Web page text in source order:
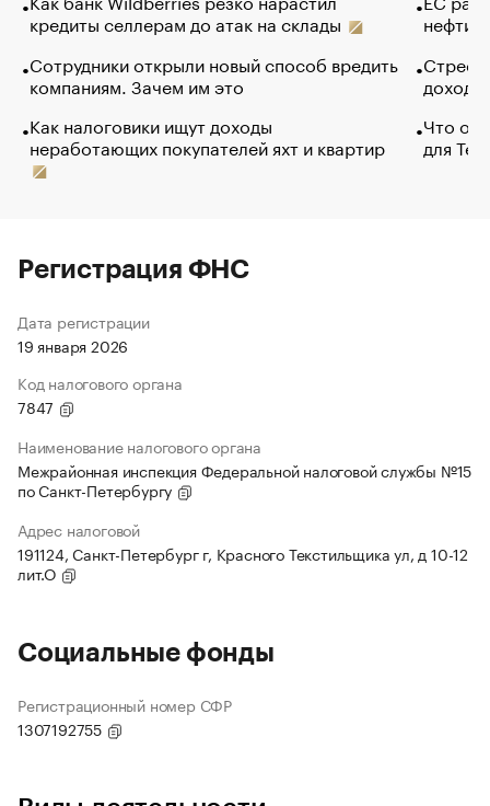
кредиты селлерам до атак на склады
Сотрудники открыли новый способ вредить
компаниям. Зачем им это
Как налоговики ищут доходы
неработающих покупателей яхт и квартир
нефти
Что
для
Регистрация ФНС
Дата регистрации
19 января 2026
Код налогового органа
7847
Наименование налогового органа
Межрайонная инспекция Федеральной налоговой службы №15
по Санкт-Петербургу
Адрес налоговой
191124, Санкт-Петербург г, Красного Текстильщика ул, д 10-12
лит.О
Социальные фонды
Регистрационный номер СФР
1307192755